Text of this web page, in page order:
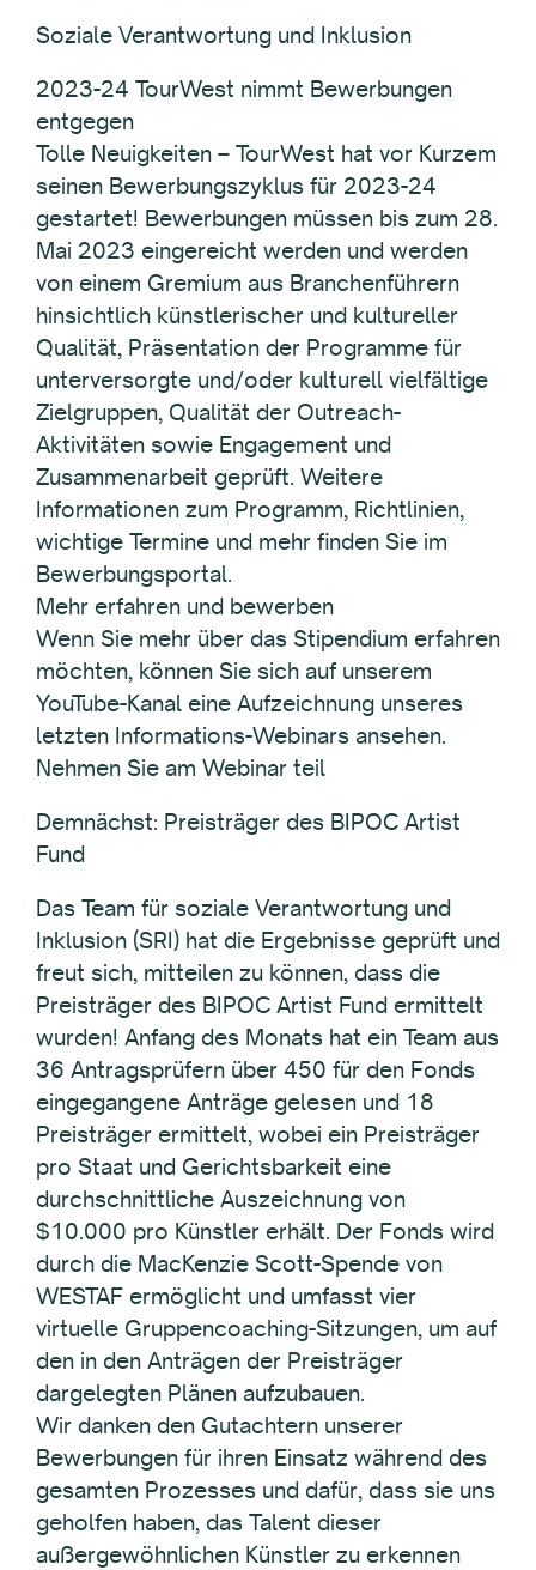
Soziale Verantwortung und Inklusion
2023-24 TourWest nimmt Bewerbungen
entgegen
Tolle Neuigkeiten – TourWest hat vor Kurzem
seinen Bewerbungszyklus für 2023-24
gestartet! Bewerbungen müssen bis zum 28.
Mai 2023 eingereicht werden und werden
von einem Gremium aus Branchenführern
hinsichtlich künstlerischer und kultureller
Qualität, Präsentation der Programme für
unterversorgte und/oder kulturell vielfältige
Zielgruppen, Qualität der Outreach-
Aktivitäten sowie Engagement und
Zusammenarbeit geprüft. Weitere
Informationen zum Programm, Richtlinien,
wichtige Termine und mehr finden Sie im
Bewerbungsportal.
Mehr erfahren und bewerben
Wenn Sie mehr über das Stipendium erfahren
möchten, können Sie sich auf unserem
YouTube-Kanal eine Aufzeichnung unseres
letzten Informations-Webinars ansehen.
Nehmen Sie am Webinar teil
Demnächst: Preisträger des BIPOC Artist
Fund
Das Team für soziale Verantwortung und
Inklusion (SRI) hat die Ergebnisse geprüft und
freut sich, mitteilen zu können, dass die
Preisträger des BIPOC Artist Fund ermittelt
wurden! Anfang des Monats hat ein Team aus
36 Antragsprüfern über 450 für den Fonds
eingegangene Anträge gelesen und 18
Preisträger ermittelt, wobei ein Preisträger
pro Staat und Gerichtsbarkeit eine
durchschnittliche Auszeichnung von
$10.000 pro Künstler erhält. Der Fonds wird
durch die MacKenzie Scott-Spende von
WESTAF ermöglicht und umfasst vier
virtuelle Gruppencoaching-Sitzungen, um auf
den in den Anträgen der Preisträger
dargelegten Plänen aufzubauen.
Wir danken den Gutachtern unserer
Bewerbungen für ihren Einsatz während des
gesamten Prozesses und dafür, dass sie uns
geholfen haben, das Talent dieser
außergewöhnlichen Künstler zu erkennen